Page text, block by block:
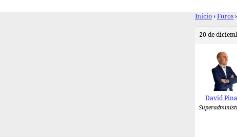
Inicio › Foros ›
20 de
David